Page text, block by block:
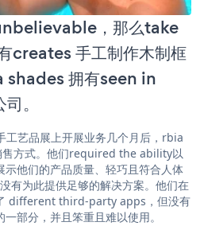
，那么take
creates 手工制作木制框
shades 拥有seen in
。
艺品展上开展业务几个月后，rbia
售方式。他们required the ability以
他们的产品质量、轻巧且符合人体
有为此提供足够的解决方案。他们在
different third-party apps，但没有
部分，并且笨重且难以使用。